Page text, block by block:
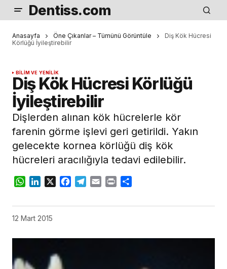
Dentiss.com
Anasayfa Öne Çıkanlar – Tümünü Görüntüle
Diş Kök Hücresi
Körlüğü İyileştirebilir
BILIM VE YENILIK
Diş Kök Hücresi Körlüğü
İyileştirebilir
Dişlerden alınan kök hücrelerle kör
farenin görme işlevi geri getirildi. Yakın
gelecekte kornea körlüğü diş kök
hücreleri aracılığıyla tedavi edilebilir.
WhatsApp
LinkedIn
X Facebook
Telegram
Email Print
12 Mart 2015